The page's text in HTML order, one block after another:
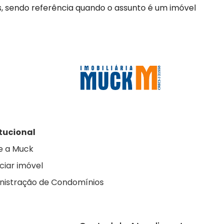
referência quando o assunto é um imóvel
a Muck
imóvel
de Condomínios